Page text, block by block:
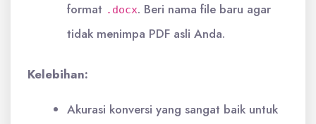
format .docx. Beri nama file baru agar
tidak menimpa PDF asli Anda.
Kelebihan:
Akurasi konversi yang sangat baik untuk